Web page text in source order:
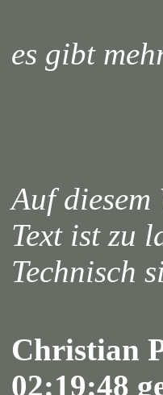
es gibt
Auf
Text ist zu
Technisch
Christian
02:19:48